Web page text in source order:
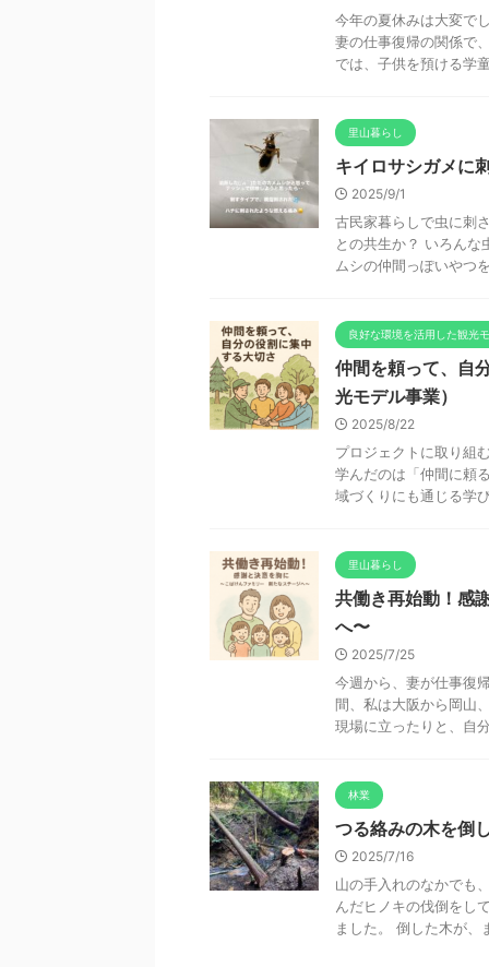
今年の夏休みは大変で
妻の仕事復帰の関係で
では、子供を預ける学
里山暮らし
キイロサシガメに
2025/9/1
古民家暮らしで虫に刺
との共生か？ いろん
ムシの仲間っぽいやつ
良好な環境を活用した観光
仲間を頼って、自
光モデル事業）
2025/8/22
プロジェクトに取り組
学んだのは「仲間に頼
域づくりにも通じる学
里山暮らし
共働き再始動！感
へ〜
2025/7/25
今週から、妻が仕事復
間、私は大阪から岡山
現場に立ったりと、自
林業
つる絡みの木を倒
2025/7/16
山の手入れのなかでも
んだヒノキの伐倒をし
ました。 倒した木が